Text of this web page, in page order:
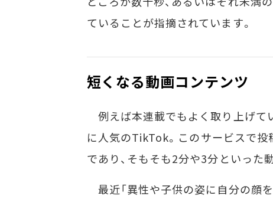
ていることが指摘されています。
短くなる動画コンテンツ
例えば本連載でもよく取り上げて
に人気のTikTok。このサービスで投
であり、そもそも2分や3分といった
最近「異性や子供の姿に自分の顔